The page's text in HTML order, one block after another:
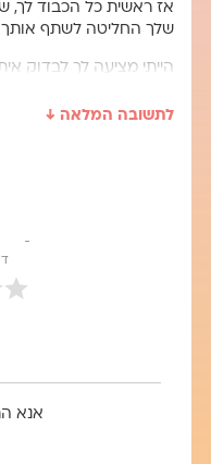
אז ראשית כל הכבוד
שלך החליטה לשתף
הייתי מציעה לך לבדוק
3) האם בהסעה יש לה
4) האם יש מישהי
משמעויות
וצריך לברר את העובדות.
לתשובה המלאה ↓
אנא